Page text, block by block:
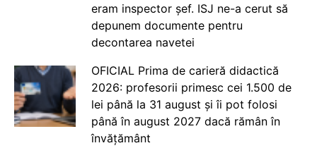
eram inspector șef. ISJ ne-a cerut să
depunem documente pentru
decontarea navetei
OFICIAL Prima de carieră didactică
2026: profesorii primesc cei 1.500 de
lei până la 31 august și îi pot folosi
până în august 2027 dacă rămân în
învățământ